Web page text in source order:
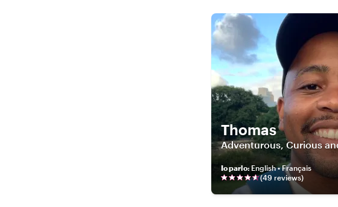
Thomas
Adventurous, Curious
Io parlo: English • Français
(49 reviews)